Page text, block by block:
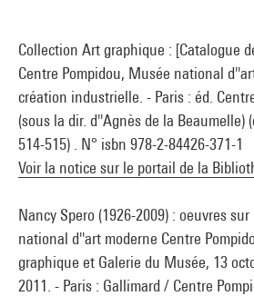
Collection Art graphique : [Catalogue
Centre Pompidou, Musée national
création industrielle. - Paris : éd.
(sous la dir. d''Agnès de la Beaumelle)
514-515) . N° isbn 978-2-84426-371-1
Voir la notice sur le portail de la
Nancy Spero (1926-2009) : oeuvres
national d''art moderne Centre
graphique et Galerie du Musée, 13
2011. - Paris : Gallimard / Centre